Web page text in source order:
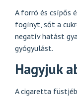
A forró és csípős
fogínyt, sőt a
negatív hatást
gyógyulást.
Hagyjuk
A cigaretta